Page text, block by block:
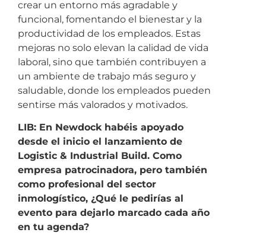
crear un entorno más agradable y
funcional, fomentando el bienestar y la
productividad de los empleados. Estas
mejoras no solo elevan la calidad de vida
laboral, sino que también contribuyen a
un ambiente de trabajo más seguro y
saludable, donde los empleados pueden
sentirse más valorados y motivados.
LIB: En Newdock habéis apoyado
desde el inicio el lanzamiento de
Logistic & Industrial Build. Como
empresa patrocinadora, pero también
como profesional del sector
inmologístico, ¿Qué le pedirías al
evento para dejarlo marcado cada año
en tu agenda?